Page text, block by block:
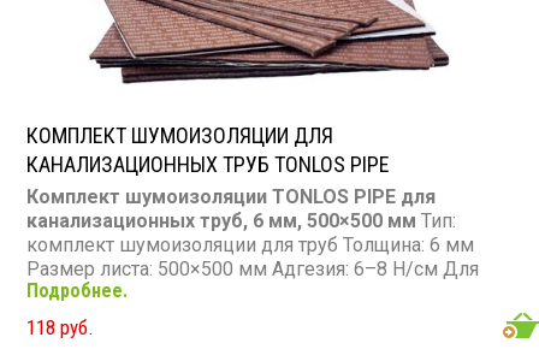
КОМПЛЕКТ ШУМОИЗОЛЯЦИИ ДЛЯ
КАНАЛИЗАЦИОННЫХ ТРУБ TONLOS PIPE
Комплект шумоизоляции TONLOS PIPE для
канализационных труб, 6 мм, 500×500 мм Тип:
комплект шумоизоляции для труб Толщина: 6 мм
Размер листа: 500×500 мм Адгезия: 6–8 Н/см Для
труб высотой: до 2,9 м Для труб диаметром: 110 мм
Состав: 5 универсальных листов + 2 спецлиста с
перфорацией + 13 лент для стыков Особенности:
Подробнее.
118 руб.